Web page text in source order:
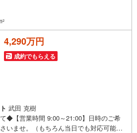
2
4,290万円
成約でもらえる
武田 克樹
◆【営業時間 9:00～21:00】日時のご希
いませ。（もちろん当日でも対応可能で